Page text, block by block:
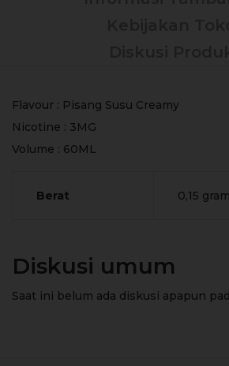
Flavour : Pisang Susu Creamy
Nicotine : 3MG
Volume : 60ML
Berat 0,15 gram
Diskusi umum
Saat ini belum ada diskusi apapun